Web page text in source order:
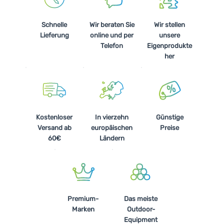
Schnelle
Lieferung
Wir beraten Sie
online und per
Telefon
Wir stellen
unsere
Eigenprodukte
her
Kostenloser
Versand ab
60€
In vierzehn
europäischen
Ländern
Günstige
Preise
Premium-
Marken
Das meiste
Outdoor-
Equipment